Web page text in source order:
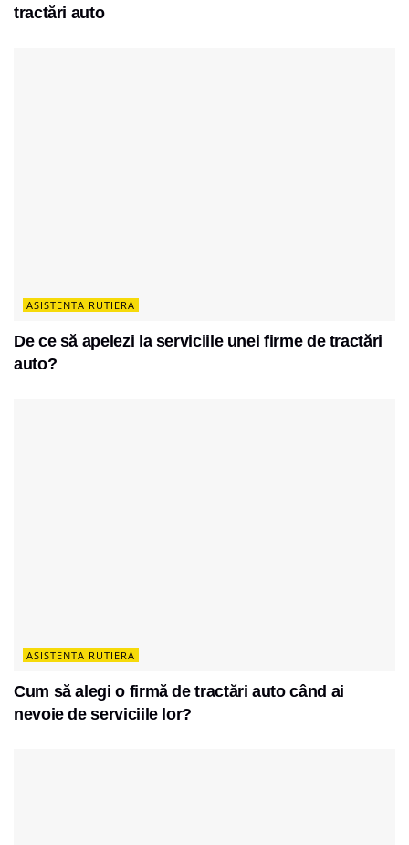
tractări auto
ASISTENTA RUTIERA
De ce să apelezi la serviciile unei firme de tractări
auto?
ASISTENTA RUTIERA
Cum să alegi o firmă de tractări auto când ai
nevoie de serviciile lor?